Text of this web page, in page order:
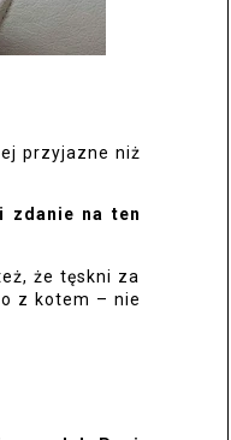
przyjazne niż
zdanie na ten
że tęskni za
z kotem – nie